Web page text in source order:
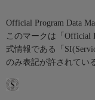
Official Program Data
このマークは「Official
式情報である「
のみ表記が許されてい